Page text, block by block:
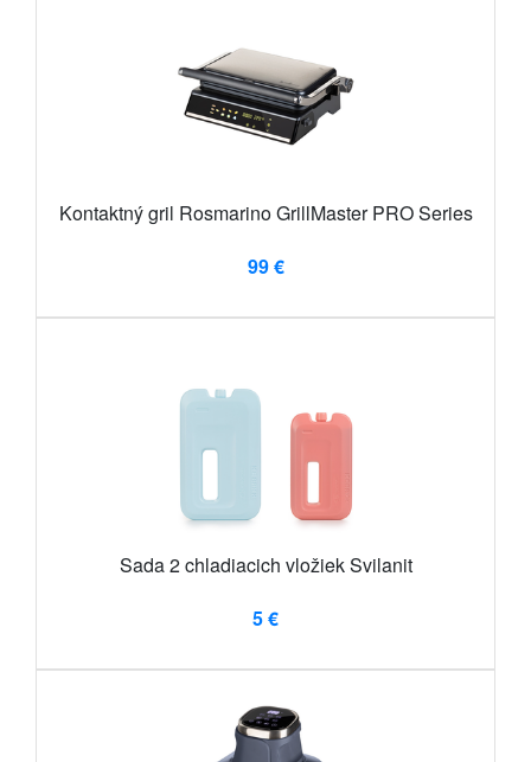
Kontaktný gril Rosmarino GrillMaster PRO Series
99 €
Sada 2 chladiacich vložiek Svilanit
5 €